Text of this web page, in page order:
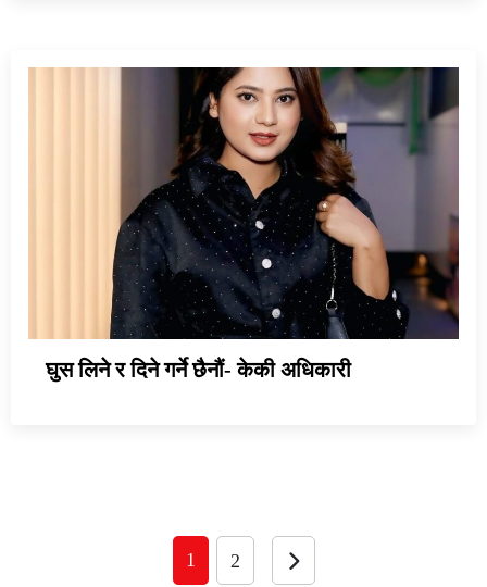
घुस लिने र दिने गर्ने छैनौं- केकी अधिकारी
1 2